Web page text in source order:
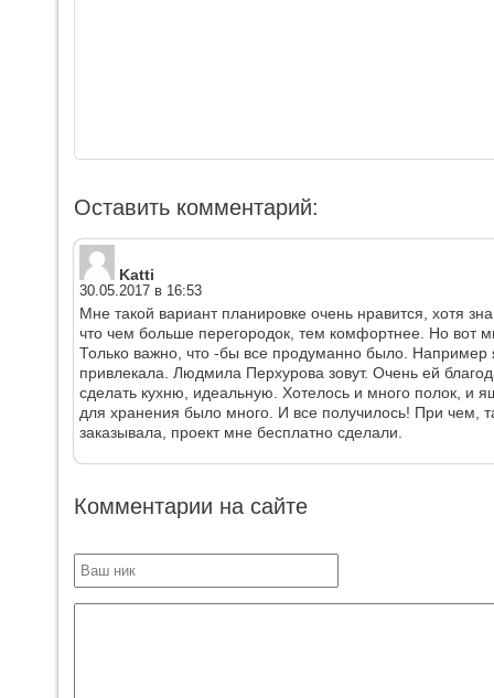
Оставить комментарий:
Katti
30.05.2017 в 16:53
Мне такой вариант планировке очень нравится, хотя
что чем больше перегородок, тем комфортнее. Но вот
Только важно, что -бы все продуманно было. Например
привлекала. Людмила Перхурова зовут. Очень ей
сделать кухню, идеальную. Хотелось и много полок, и
для хранения было много. И все получилось! При чем,
заказывала, проект мне бесплатно сделали.
Комментарии на сайте